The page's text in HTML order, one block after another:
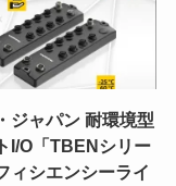
ジャパン 耐環境型
I/O「TBENシリー
ィシエンシーライ